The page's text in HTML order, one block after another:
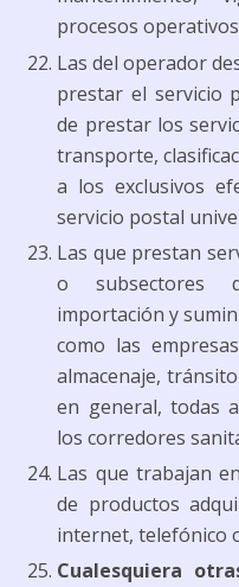
procesos
Las del operador
prestar el servicio
de prestar los
transporte,
a los exclusivos
servicio postal
Las que prestan
o subsectores
importación y
como las
almacenaje,
en general, todas
los corredores
Las que trabajan
de productos
internet, telefónico
Cualesquiera